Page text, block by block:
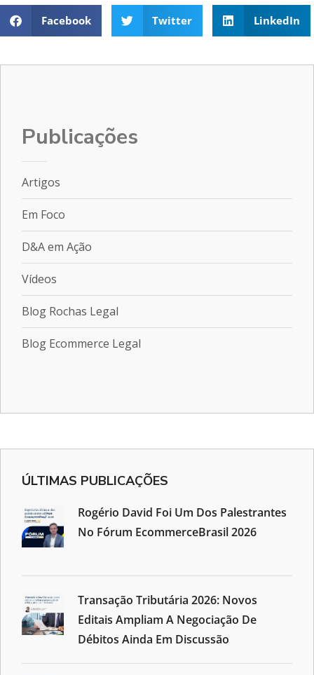
Facebook Twitter LinkedIn
Publicações
Artigos
Em Foco
D&A em Ação
Vídeos
Blog Rochas Legal
Blog Ecommerce Legal
ÚLTIMAS PUBLICAÇÕES
Rogério David Foi Um Dos Palestrantes
No Fórum EcommerceBrasil 2026
Transação Tributária 2026: Novos
Editais Ampliam A Negociação De
Débitos Ainda Em Discussão